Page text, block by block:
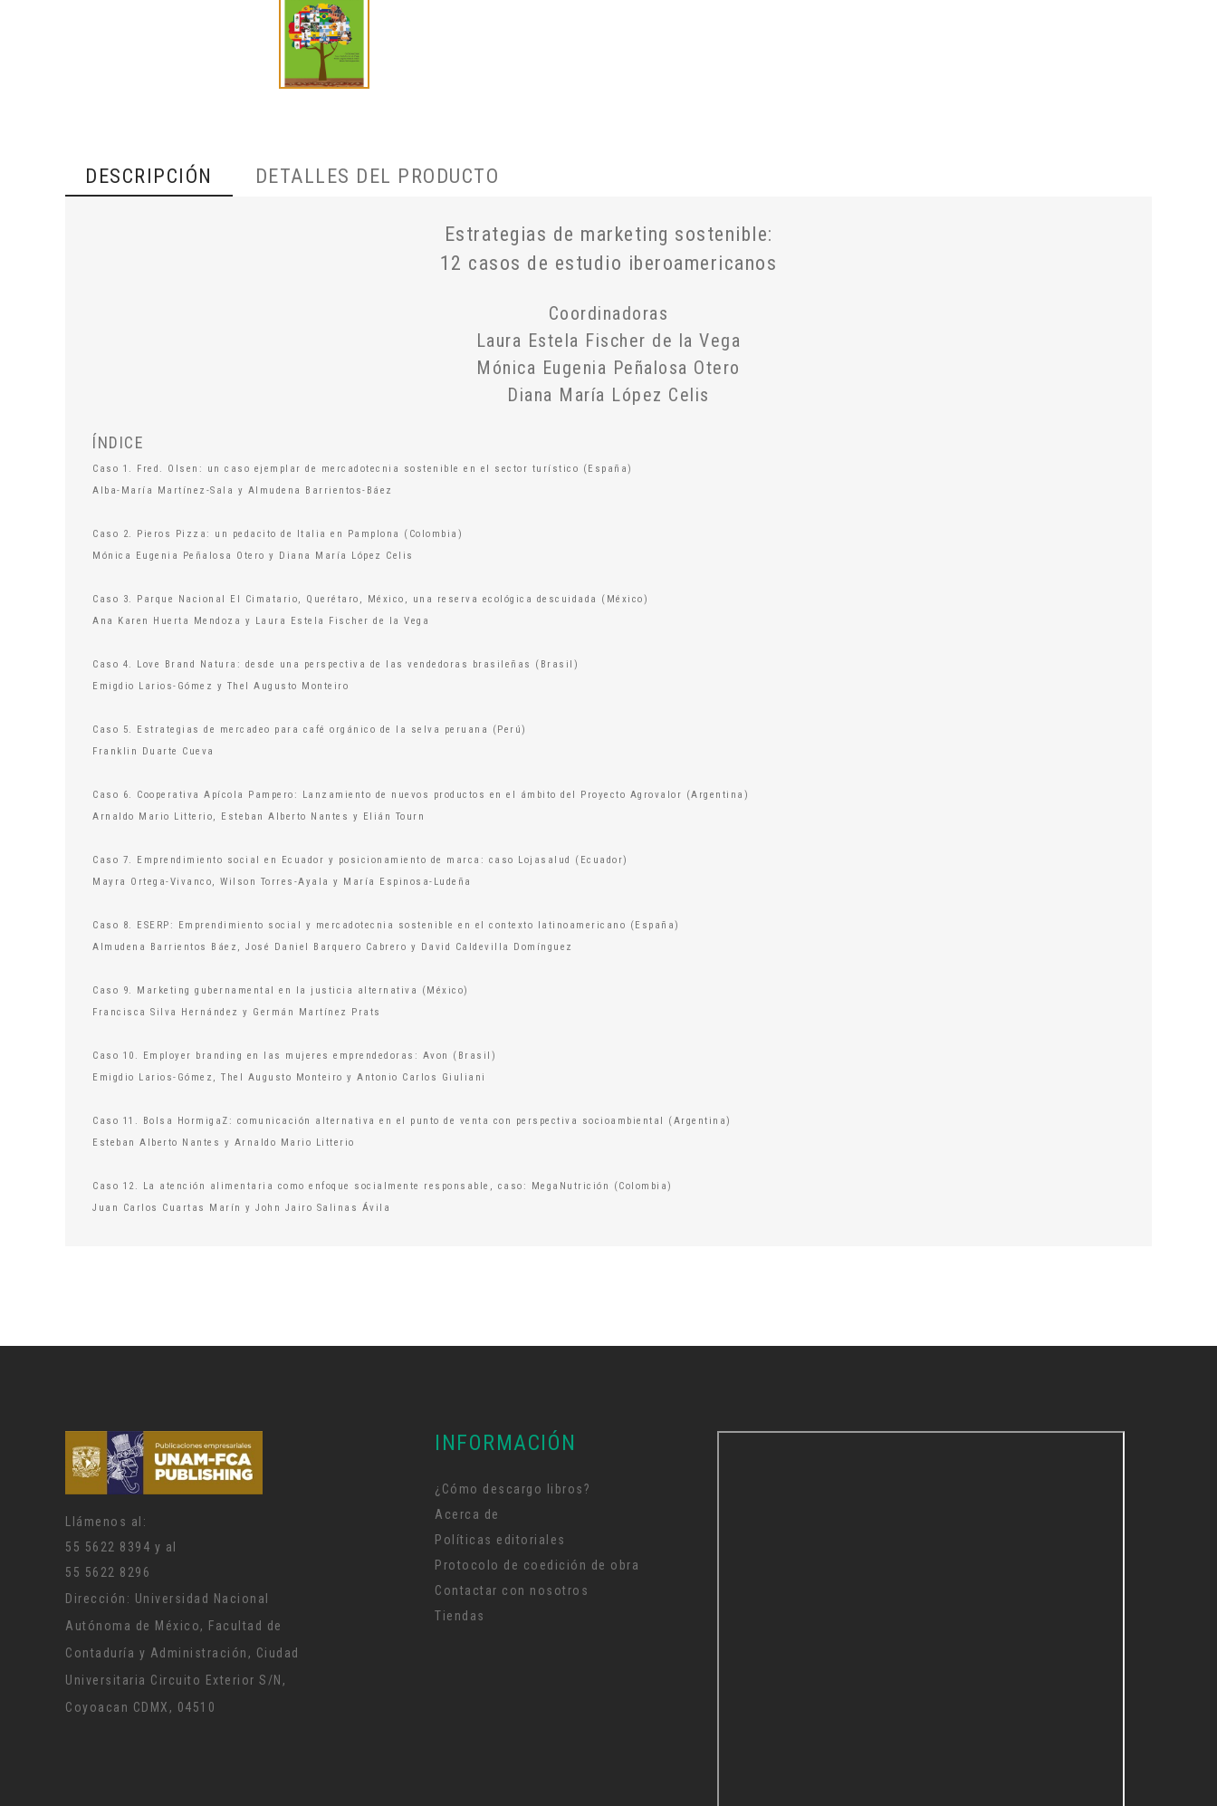
DESCRIPCIÓN DETALLES DEL PRODUCTO
Estrategias de marketing sostenible:
12 casos de estudio iberoamericanos
Coordinadoras
Laura Estela Fischer de la Vega
Mónica Eugenia Peñalosa Otero
Diana María López Celis
ÍNDICE
Caso 1. Fred. Olsen: un caso ejemplar de mercadotecnia sostenible en el sector turístico (España)
Alba-María Martínez-Sala y Almudena Barrientos-Báez
Caso 2. Pieros Pizza: un pedacito de Italia en Pamplona (Colombia)
Mónica Eugenia Peñalosa Otero y Diana María López Celis
Caso 3. Parque Nacional El Cimatario, Querétaro, México, una reserva ecológica descuidada (México)
Ana Karen Huerta Mendoza y Laura Estela Fischer de la Vega
Caso 4. Love Brand Natura: desde una perspectiva de las vendedoras brasileñas (Brasil)
Emigdio Larios-Gómez y Thel Augusto Monteiro
Caso 5. Estrategias de mercadeo para café orgánico de la selva peruana (Perú)
Franklin Duarte Cueva
Caso 6. Cooperativa Apícola Pampero: Lanzamiento de nuevos productos en el ámbito del Proyecto Agrovalor (Argentina)
Arnaldo Mario Litterio, Esteban Alberto Nantes y Elián Tourn
Caso 7. Emprendimiento social en Ecuador y posicionamiento de marca: caso Lojasalud (Ecuador)
Mayra Ortega-Vivanco, Wilson Torres-Ayala y María Espinosa-Ludeña
Caso 8. ESERP: Emprendimiento social y mercadotecnia sostenible en el contexto latinoamericano (España)
Almudena Barrientos Báez, José Daniel Barquero Cabrero y David Caldevilla Domínguez
Caso 9. Marketing gubernamental en la justicia alternativa (México)
Francisca Silva Hernández y Germán Martínez Prats
Caso 10. Employer branding en las mujeres emprendedoras: Avon (Brasil)
Emigdio Larios-Gómez, Thel Augusto Monteiro y Antonio Carlos Giuliani
Caso 11. Bolsa HormigaZ: comunicación alternativa en el punto de venta con perspectiva socioambiental (Argentina)
Esteban Alberto Nantes y Arnaldo Mario Litterio
Caso 12. La atención alimentaria como enfoque socialmente responsable, caso: MegaNutrición (Colombia)
Juan Carlos Cuartas Marín y John Jairo Salinas Ávila
Llámenos al:
55 5622 8394 y al
55 5622 8296
Dirección: Universidad Nacional
Autónoma de México, Facultad de
Contaduría y Administración, Ciudad
Universitaria Circuito Exterior S/N,
Coyoacan CDMX, 04510
INFORMACIÓN
¿Cómo descargo libros?
Acerca de
Políticas editoriales
Protocolo de coedición de obra
Contactar con nosotros
Tiendas